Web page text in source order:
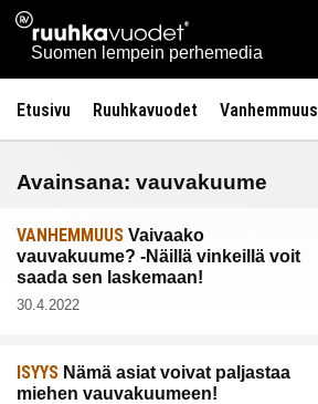
Siirry
sisältöön
Ruuhkavuodet.fi
Suomen lempein perhemedia
Etusivu Ruuhkavuodet Vanhemmuus
Avainsana: vauvakuume
VANHEMMUUS Vaivaako
vauvakuume? -Näillä vinkeillä voit
saada sen laskemaan!
30.4.2022
ISYYS Nämä asiat voivat paljastaa
miehen vauvakuumeen!